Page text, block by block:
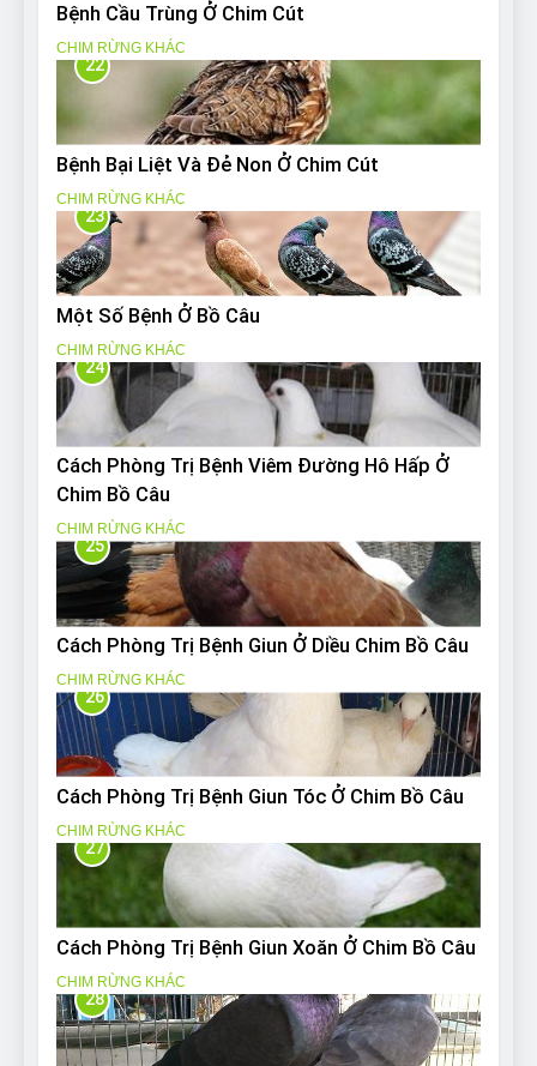
Bệnh Cầu Trùng Ở Chim Cút
CHIM RỪNG KHÁC
22
Bệnh Bại Liệt Và Đẻ Non Ở Chim Cút
CHIM RỪNG KHÁC
23
Một Số Bệnh Ở Bồ Câu
CHIM RỪNG KHÁC
24
Cách Phòng Trị Bệnh Viêm Đường Hô Hấp Ở
Chim Bồ Câu
CHIM RỪNG KHÁC
25
Cách Phòng Trị Bệnh Giun Ở Diều Chim Bồ Câu
CHIM RỪNG KHÁC
26
Cách Phòng Trị Bệnh Giun Tóc Ở Chim Bồ Câu
CHIM RỪNG KHÁC
27
Cách Phòng Trị Bệnh Giun Xoăn Ở Chim Bồ Câu
CHIM RỪNG KHÁC
28